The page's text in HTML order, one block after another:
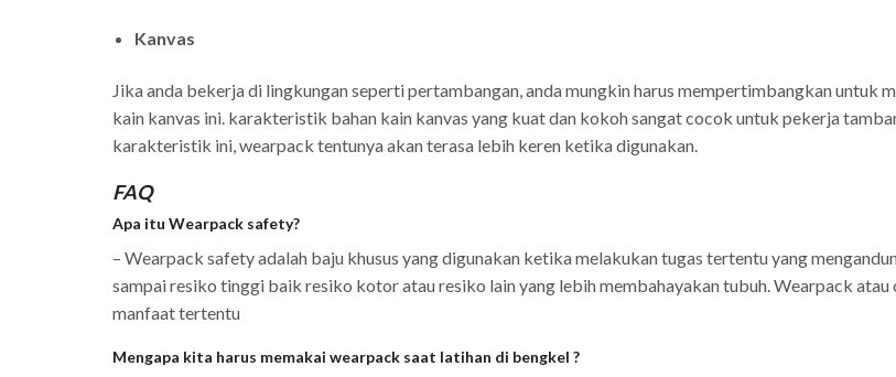
Kanvas
Jika anda bekerja di lingkungan seperti pertambangan, anda mungkin harus mempertimbangkan untuk
kain kanvas ini. karakteristik bahan kain kanvas yang kuat dan kokoh sangat cocok untuk pekerja
karakteristik ini, wearpack tentunya akan terasa lebih keren ketika digunakan.
FAQ
Apa itu Wearpack safety?
– Wearpack safety adalah baju khusus yang digunakan ketika melakukan tugas tertentu yang
sampai resiko tinggi baik resiko kotor atau resiko lain yang lebih membahayakan tubuh. Wearpack
manfaat tertentu
Mengapa kita harus memakai wearpack saat latihan di bengkel ?